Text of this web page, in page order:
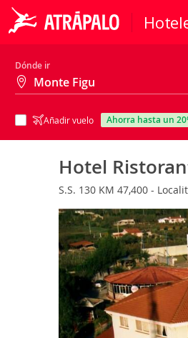
Dónde ir
Añadir vuelo ahorra hasta un
Hotel
S.S. 130 KM 47,400 -